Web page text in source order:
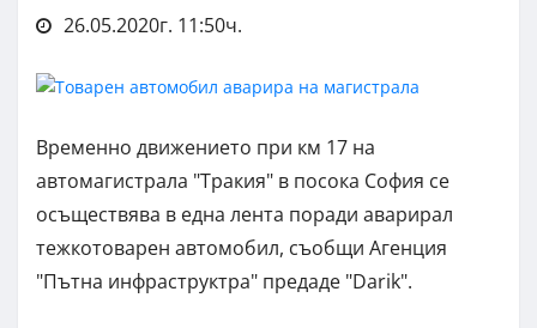
26.05.2020г. 11:50ч.
Временно движението при км 17 на
автомагистрала "Тракия" в посока София се
осъществява в една лента поради аварирал
тежкотоварен автомобил, съобщи Агенция
"Пътна инфраструктра" предаде "Darik".